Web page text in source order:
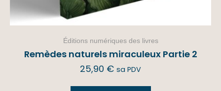
Éditions numériques des livres
Remèdes naturels miraculeux Partie 2
25,90 € sa PDV